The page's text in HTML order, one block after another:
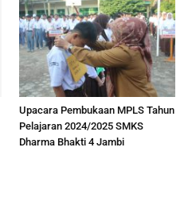
Upacara Pembukaan MPLS Tahun
Pelajaran 2024/2025 SMKS
Dharma Bhakti 4 Jambi